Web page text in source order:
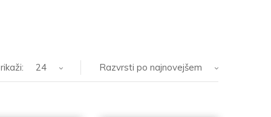
Razvrsti po najnovejšem
24